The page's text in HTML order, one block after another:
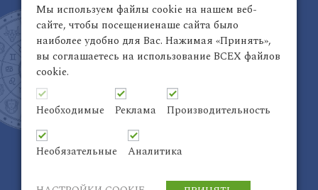
Латвия, Рига,
Электронный адрес:
info@astrodata.lv
ASTRODATA Copyrite © 2021 | Designed by
Inter@ktiv| Chart by
Мы используем файлы cookie на нашем веб-
сайте, чтобы посещениенаше сайта было
наиболее удобно для Вас. Нажимая «Принять»,
вы соглашаетесь на использование ВСЕХ файлов
cookie.
Необходимые Реклама Производительность
Необязательные Аналитика